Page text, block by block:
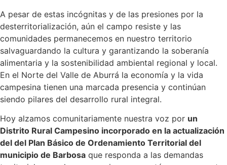
A pesar de estas incógnitas y de las presiones por la
desterritorialización, aún el campo resiste y las
comunidades permanecemos en nuestro territorio
salvaguardando la cultura y garantizando la soberanía
alimentaria y la sostenibilidad ambiental regional y local.
En el Norte del Valle de Aburrá la economía y la vida
campesina tienen una marcada presencia y continúan
siendo pilares del desarrollo rural integral.
Hoy alzamos comunitariamente nuestra voz por un
Distrito Rural Campesino incorporado en la actualización
del del Plan Básico de Ordenamiento Territorial del
municipio de Barbosa que responda a las demandas